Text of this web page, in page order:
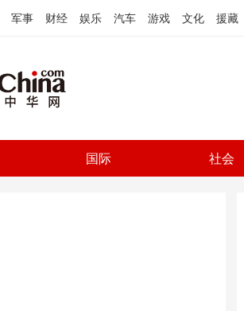
军事 财经 娱乐 汽车 游戏 文化 援藏
国际 社会